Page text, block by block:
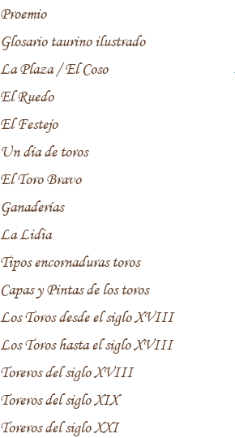
Proemio
Glosario taurino ilustrado
La Plaza / El Coso
El Ruedo
El Festejo
Un día de toros
El Toro Bravo
Ganaderías
La Lidia
Tipos encornaduras toros
Capas y Pintas de los toros
Los Toros desde el siglo XVIII
Los Toros hasta el siglo XVIII
Toreros del siglo XVIII
Toreros del siglo XIX
Toreros del siglo XXI